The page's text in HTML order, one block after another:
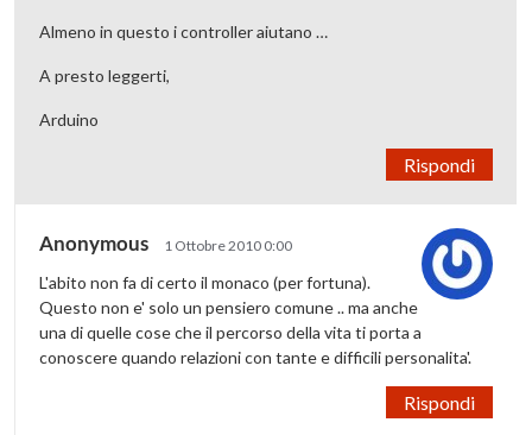
Almeno in questo i controller aiutano …
A presto leggerti,
Arduino
Rispondi
Anonymous 1 Ottobre 2010 0:00
L'abito non fa di certo il monaco (per fortuna).
Questo non e' solo un pensiero comune .. ma anche
una di quelle cose che il percorso della vita ti porta a
conoscere quando relazioni con tante e difficili personalita'.
Rispondi